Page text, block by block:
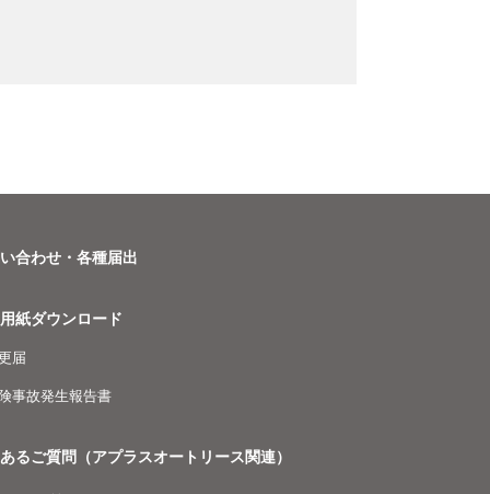
合わせ・各種届出
紙ダウンロード
届
事故発生報告書
るご質問（アプラスオートリース関連）